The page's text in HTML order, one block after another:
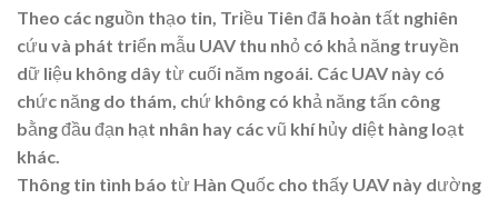
Theo các nguồn thạo tin, Triều Tiên đã hoàn tất nghiên
cứu và phát triển mẫu UAV thu nhỏ có khả năng truyền
dữ liệu không dây từ cuối năm ngoái. Các UAV này có
chức năng do thám, chứ không có khả năng tấn công
bằng đầu đạn hạt nhân hay các vũ khí hủy diệt hàng loạt
khác.
Thông tin tình báo từ Hàn Quốc cho thấy UAV này dường